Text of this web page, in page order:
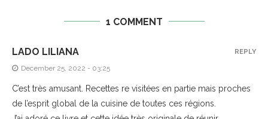
1 COMMENT
LADO LILIANA
December 25, 2022 - 03:25
C’est très amusant. Recettes re visitées en partie mais proches
de l’esprit global de la cuisine de toutes ces régions.
REPLY